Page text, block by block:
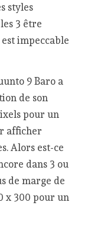
styles
3 être
impeccable
9 Baro a
de son
pour un
afficher
Alors est-ce
dans 3 ou
de marge de
x 300 pour un